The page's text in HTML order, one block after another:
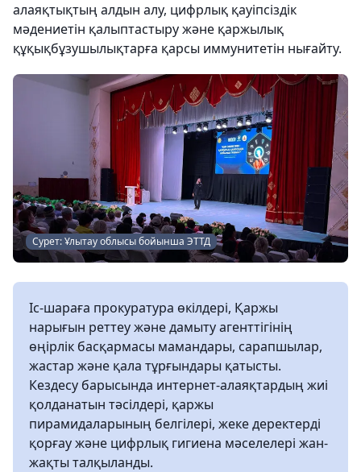
алаяқтықтың алдын алу, цифрлық қауіпсіздік
мәдениетін қалыптастыру және қаржылық
құқықбұзушылықтарға қарсы иммунитетін нығайту.
Сурет: Ұлытау облысы бойынша ЭТТД
Іс-шараға прокуратура өкілдері, Қаржы
нарығын реттеу және дамыту агенттігінің
өңірлік басқармасы мамандары, сарапшылар,
жастар және қала тұрғындары қатысты.
Кездесу барысында интернет-алаяқтардың жиі
қолданатын тәсілдері, қаржы
пирамидаларының белгілері, жеке деректерді
қорғау және цифрлық гигиена мәселелері жан-
жақты талқыланды.